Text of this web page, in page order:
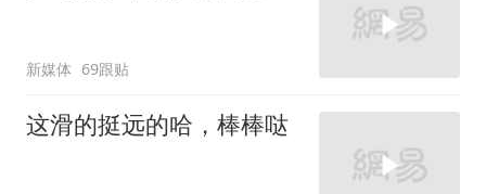
新媒体 69跟贴
这滑的挺远的哈，棒棒哒